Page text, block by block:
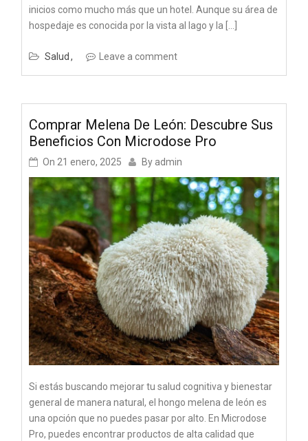
inicios como mucho más que un hotel. Aunque su área de
hospedaje es conocida por la vista al lago y la […]
Salud Leave a comment
Comprar Melena De León: Descubre Sus
Beneficios Con Microdose Pro
On 21 enero, 2025 By admin
Si estás buscando mejorar tu salud cognitiva y bienestar
general de manera natural, el hongo melena de león es
una opción que no puedes pasar por alto. En Microdose
Pro, puedes encontrar productos de alta calidad que